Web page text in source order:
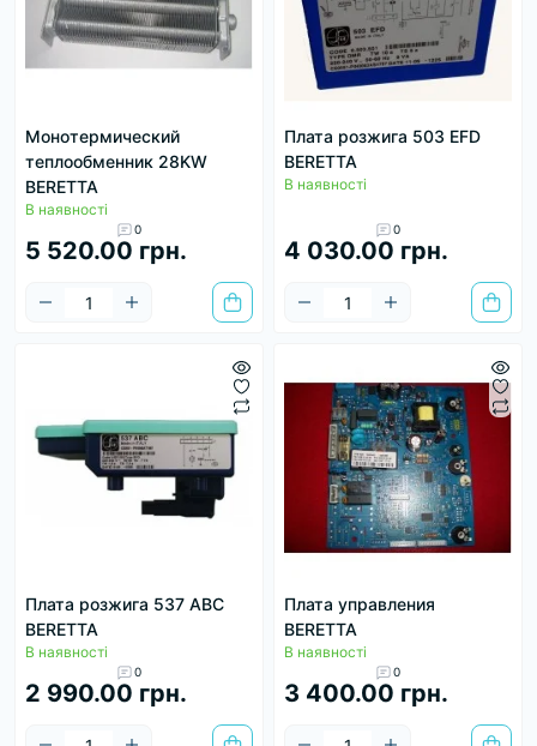
Монотермический
теплообменник 28KW
BERETTA
В наявності
0
5 520.00 грн.
Плата розжига 503 EFD
BERETTA
В наявності
0
4 030.00 грн.
Плата розжига 537 ABC
BERETTA
В наявності
0
2 990.00 грн.
Плата управления
BERETTA
В наявності
0
3 400.00 грн.